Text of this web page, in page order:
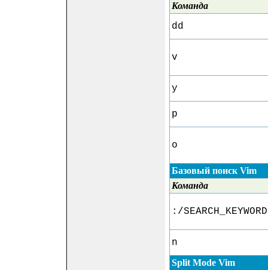
Команда
dd
v
y
p
o
Базовый поиск Vim
Команда
:/SEARCH_KEYWORD
n
Split Mode Vim